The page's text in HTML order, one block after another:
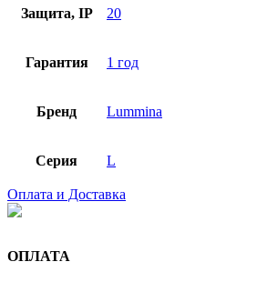
Защита, IP 20
Гарантия 1 год
Бренд Lummina
Серия L
Оплата и Доставка
ОПЛАТА